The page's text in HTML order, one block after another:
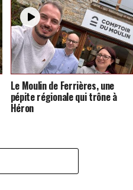
Le Moulin de Ferrières, une
pépite régionale qui trône à
Héron